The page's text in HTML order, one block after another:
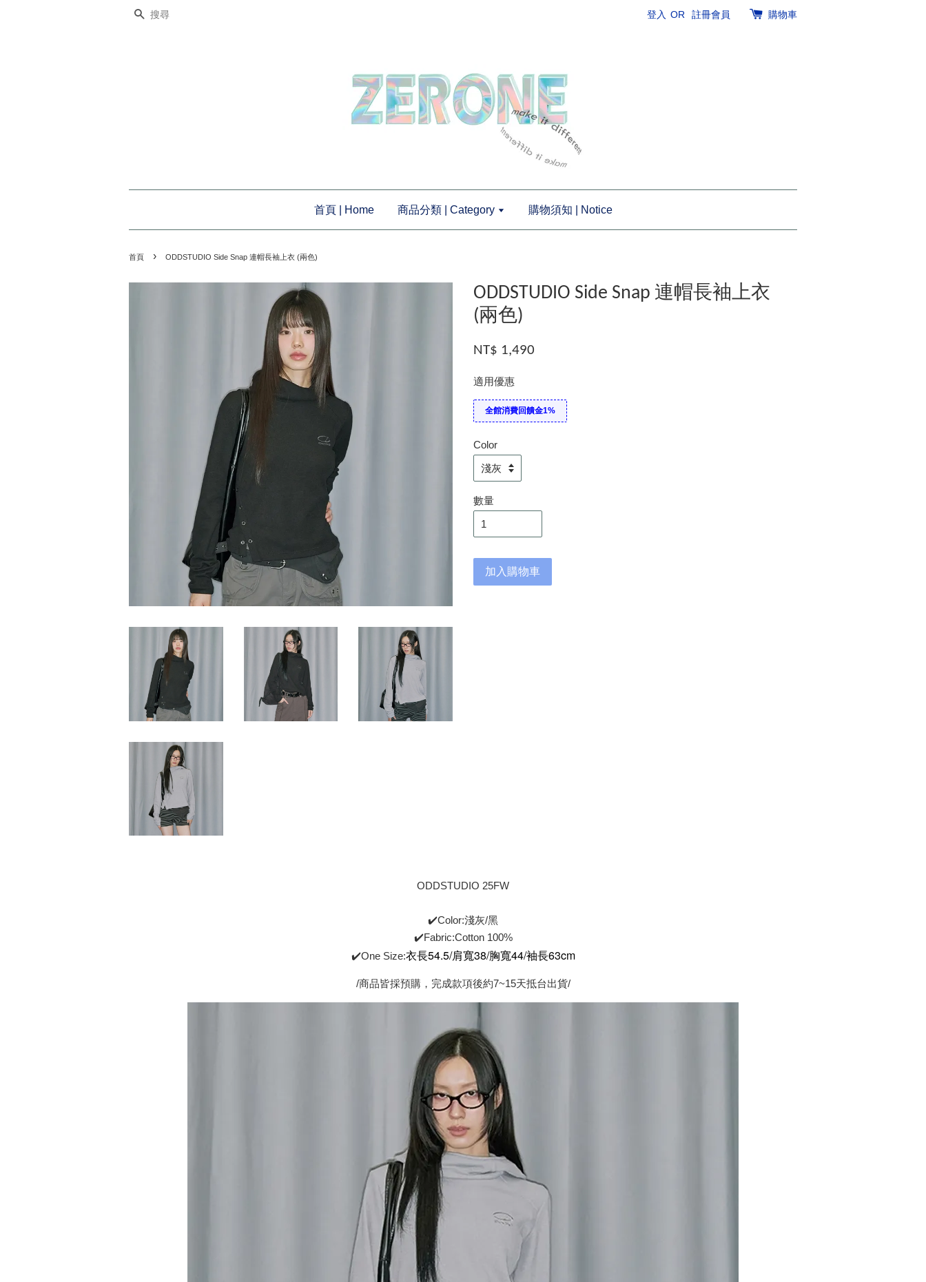
搜尋 登入 OR 註冊會員 購物車
首頁 | Home 商品分類 | Category 購物須知 | Notice
首頁 › ODDSTUDIO Side Snap 連帽長袖上衣 (兩色)
ODDSTUDIO Side Snap 連帽長袖上衣
(兩色)
NT$ 1,490
適用優惠
全館消費回饋金1%
Color
數量
加入購物車
ODDSTUDIO 25FW
✔️Color:淺灰/黑
✔️Fabric:Cotton 100%
✔️One Size:衣長54.5/肩寬38/胸寬44/袖長63cm
/商品皆採預購，完成款項後約7~15天抵台出貨/